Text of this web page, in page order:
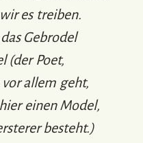
es treiben.
Gebrodel
(der Poet,
allem geht,
einen Model,
besteht.)